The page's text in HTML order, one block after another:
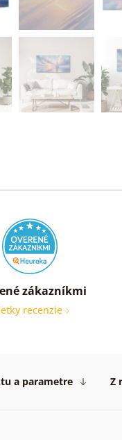
zákazníkmi
recenzie
a parametre Z